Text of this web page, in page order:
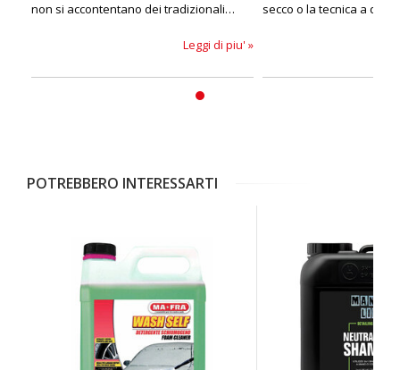
non si accontentano dei tradizionali
Leggi di piu' »
secco o la tecnica a due
POTREBBERO INTERESSARTI